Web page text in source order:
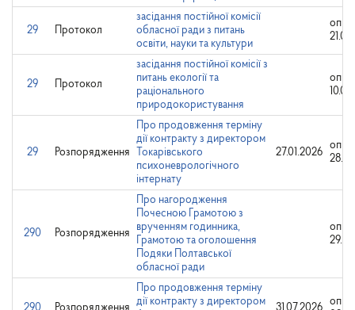
29 Протокол
засідання постійної комісії
обласної ради з питань
освіти, науки та культури
29 Протокол
засідання постійної комісії з
питань екології та
раціонального
природокористування
29 Розпорядження
Про продовження терміну
дії контракту з директором
Токарівського
психоневрологічного
інтернату
27.01.2026
290 Розпорядження
Про нагородження
Почесною Грамотою з
врученням годинника,
Грамотою та оголошення
Подяки Полтавської
обласної ради
Про продовження терміну
дії контракту з директором